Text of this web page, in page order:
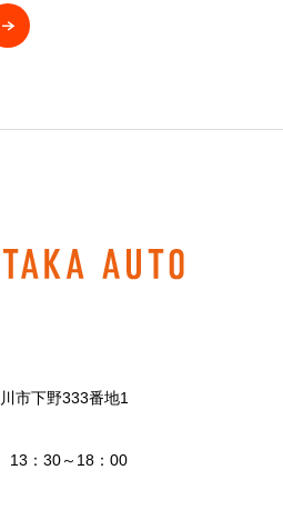
市下野333番地1
：30～18：00